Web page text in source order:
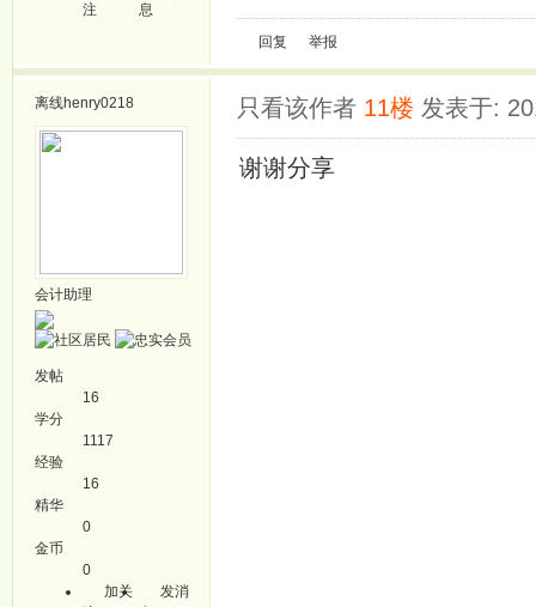
注
息
回复 举报
离线henry0218
会计助理
发帖
16
学分
1117
经验
16
精华
0
金币
0
加关
发消
只看该作者 11楼 发表于:
谢谢分享